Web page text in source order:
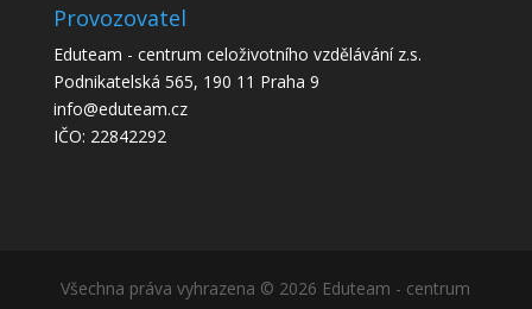
Provozovatel
Eduteam - centrum celoživotního vzdělávání z.s.
Podnikatelská 565, 190 11 Praha 9
info@eduteam.cz
IČO: 22842292
Všechna práva vyhrazena © 2026 Eduteam - centrum